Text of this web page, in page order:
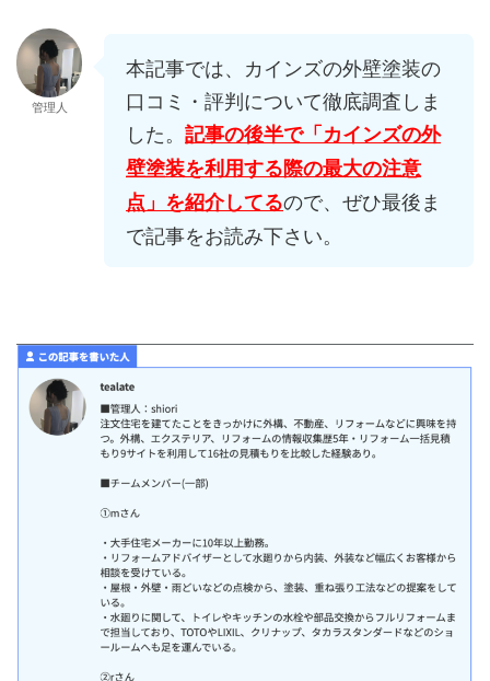
管理人
本記事では、カインズの外壁塗装の
口コミ・評判について徹底調査しま
した。 記事の後半で「カインズの外
壁塗装を利用する際の最大の注意
点」を紹介してるので、ぜひ最後ま
で記事をお読み下さい。